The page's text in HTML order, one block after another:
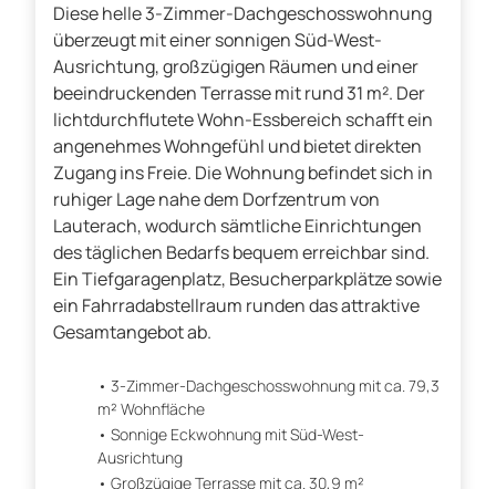
Diese helle 3-Zimmer-Dachgeschosswohnung
überzeugt mit einer sonnigen Süd-West-
Ausrichtung, großzügigen Räumen und einer
beeindruckenden Terrasse mit rund 31 m². Der
lichtdurchflutete Wohn-Essbereich schafft ein
angenehmes Wohngefühl und bietet direkten
Zugang ins Freie. Die Wohnung befindet sich in
ruhiger Lage nahe dem Dorfzentrum von
Lauterach, wodurch sämtliche Einrichtungen
des täglichen Bedarfs bequem erreichbar sind.
Ein Tiefgaragenplatz, Besucherparkplätze sowie
ein Fahrradabstellraum runden das attraktive
Gesamtangebot ab.
3-Zimmer-Dachgeschosswohnung mit ca. 79,3
m² Wohnfläche
Sonnige Eckwohnung mit Süd-West-
Ausrichtung
Großzügige Terrasse mit ca. 30,9 m²